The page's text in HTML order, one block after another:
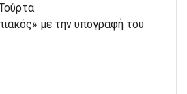
με την υπογραφή του